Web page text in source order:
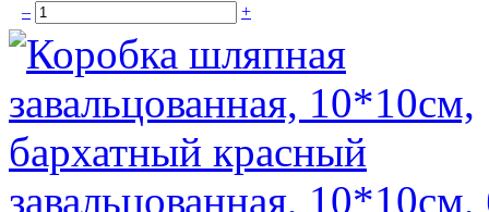
– +
завальцованная,